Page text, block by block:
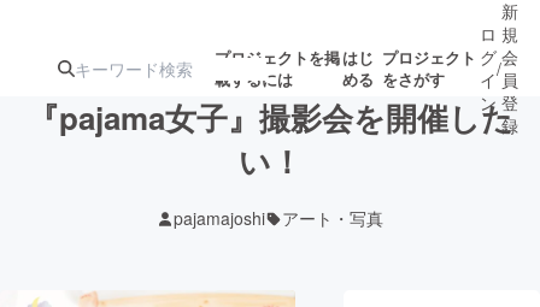
プロジェクトを掲
載するには
はじ
める
プロジェクト
をさがす
ジェクト
募集終了が近いプ
ロジェクト
ロ
グ
イ
ン
/
新
規
会
員
登
録
『pajama女子』撮影会を開催した
い！
pajamajoshi アート・写真